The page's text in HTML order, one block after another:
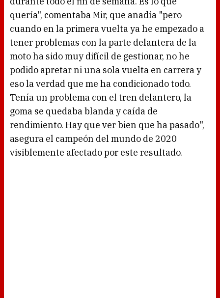
quería", comentaba Mir, que añadía "pero
cuando en la primera vuelta ya he empezado a
tener problemas con la parte delantera de la
moto ha sido muy difícil de gestionar, no he
podido apretar ni una sola vuelta en carrera y
eso la verdad que me ha condicionado todo.
Tenía un problema con el tren delantero, la
goma se quedaba blanda y caída de
rendimiento. Hay que ver bien que ha pasado",
asegura el campeón del mundo de 2020
visiblemente afectado por este resultado.